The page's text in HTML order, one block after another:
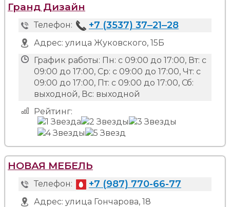
Гранд Дизайн
Телефон: +7 (3537) 37‒21‒28
Адрес: улица Жуковского, 15Б
График работы: Пн: с 09:00 до 17:00, Вт: с
09:00 до 17:00, Ср: с 09:00 до 17:00, Чт: с
09:00 до 17:00, Пт: с 09:00 до 17:00, Сб:
выходной, Вс: выходной
Рейтинг:
НОВАЯ МЕБЕЛЬ
Телефон: +7 (987) 770-66-77
Адрес: улица Гончарова, 18